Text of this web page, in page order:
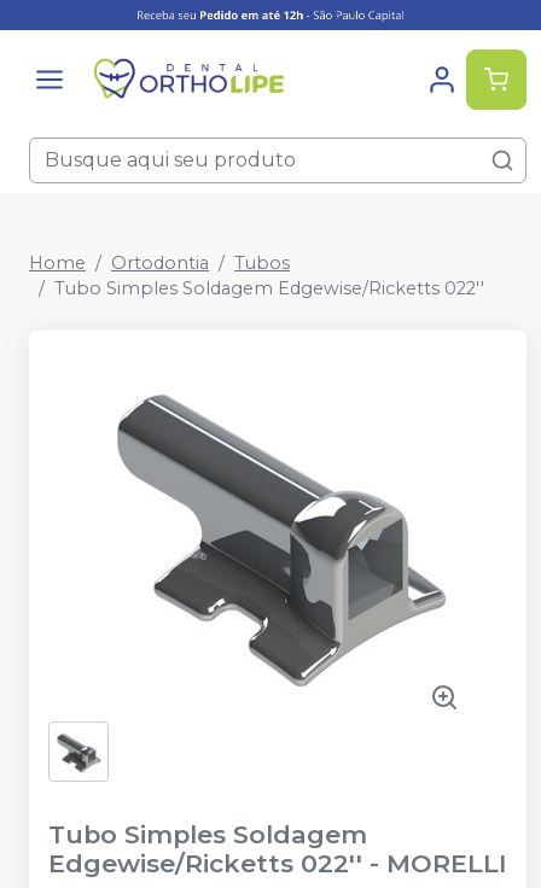
Home Ortodontia
Tubos
Tubo Simples Soldagem Edgewise/Ricketts 022''
Tubo Simples Soldagem
Edgewise/Ricketts 022'' - MORELLI